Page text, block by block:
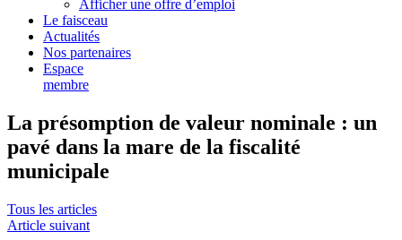
Afficher une offre d’emploi
Le faisceau
Actualités
Nos partenaires
Espace
membre
La présomption de valeur nominale : un
pavé dans la mare de la fiscalité
municipale
Tous les articles
Article suivant